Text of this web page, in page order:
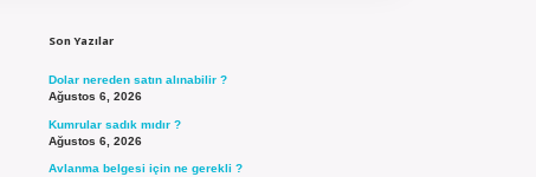
Son Yazılar
Dolar nereden satın alınabilir ?
Ağustos 6, 2026
Kumrular sadık mıdır ?
Ağustos 6, 2026
Avlanma belgesi için ne gerekli ?